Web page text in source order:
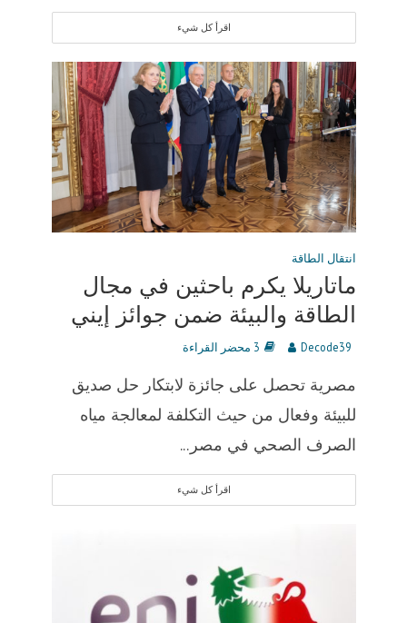
اقرأ كل شيء
انتقال الطاقة
ماتاريلا يكرم باحثين في مجال
الطاقة والبيئة ضمن جوائز إيني
Decode39 3 محضر القراءة
مصرية تحصل على جائزة لابتكار حل صديق
للبيئة وفعال من حيث التكلفة لمعالجة مياه
الصرف الصحي في مصر...
اقرأ كل شيء